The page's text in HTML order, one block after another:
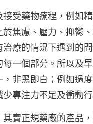
受藥物療程，例如
焦慮、壓力、抑鬱
療的情況下遇到的
一個部分。所以及
非黑即白；例如過
專注力不足及衝動
實正規藥廠的產品